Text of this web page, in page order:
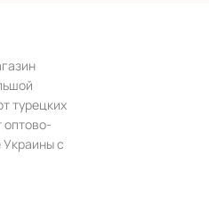
турецких
оптово-
Украины с